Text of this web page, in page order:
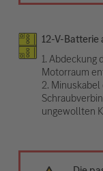
12-V-Batterie
1. Abdeckung
Motorraum
2.
ungewollten